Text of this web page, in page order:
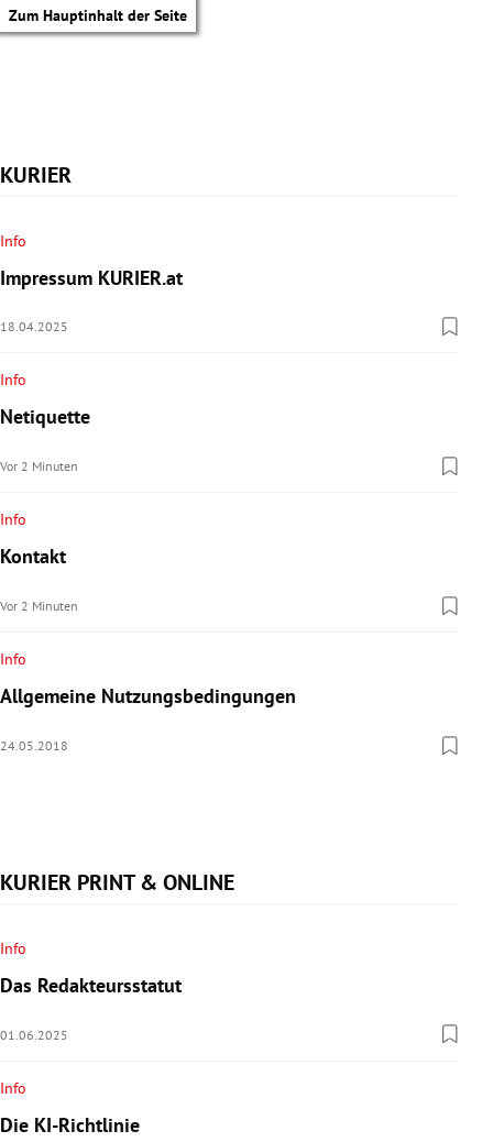
Zum Hauptinhalt der Seite
Untermenü
Untermenü
Untermenü
Untermenü
Untermenü
KURIER
Info
Impressum KURIER.at
18.04.2025
Info
Netiquette
Vor 2 Minuten
Info
Kontakt
Vor 2 Minuten
Info
Allgemeine Nutzungsbedingungen
24.05.2018
KURIER PRINT & ONLINE
Info
Das Redakteursstatut
01.06.2025
Info
Die KI-Richtlinie